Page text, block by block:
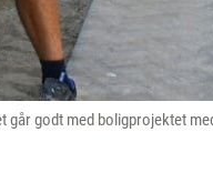
går godt med boligprojektet